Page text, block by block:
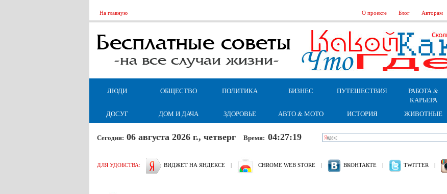
На главную О проекте Блог Авторам
ЛЮДИ ОБЩЕСТВО ПОЛИТИКА БИЗНЕС ПУТЕШЕСТВИЯ
РАБОТА &
КАРЬЕРА
ДОСУГ
ДОМ И ДАЧА ЗДОРОВЬЕ АВТО & МОТО ИСТОРИЯ ЖИВОТНЫЕ
Сегодня: 06 августа 2026 г., четверг Время: 04:27:19
ДЛЯ УДОБСТВА: ВИДЖЕТ НА ЯНДЕКСЕ | CHROME WEB STORE | ВКОНТАКТЕ | TWITTER |